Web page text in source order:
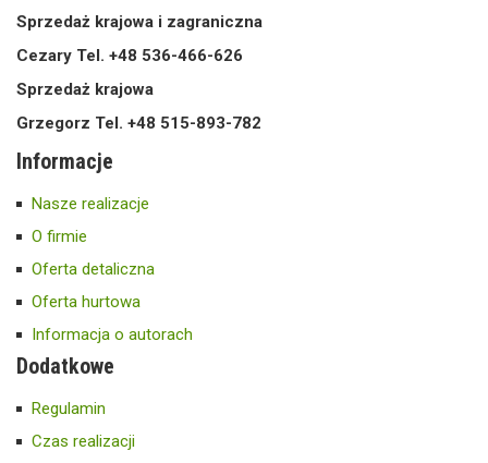
Sprzedaż krajowa i zagraniczna
Cezary Tel. +48 536-466-626
Sprzedaż krajowa
Grzegorz Tel. +48 515-893-782
Informacje
Nasze realizacje
O firmie
Oferta detaliczna
Oferta hurtowa
Informacja o autorach
Dodatkowe
Regulamin
Czas realizacji